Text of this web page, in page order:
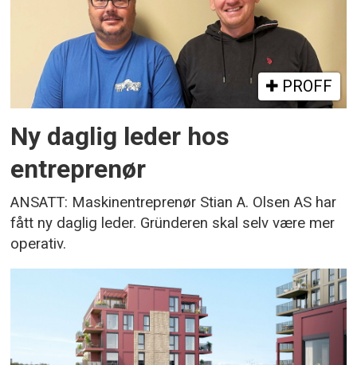
PROFF
Ny daglig leder hos
entreprenør
ANSATT: Maskinentreprenør Stian A. Olsen AS har
fått ny daglig leder. Gründeren skal selv være mer
operativ.